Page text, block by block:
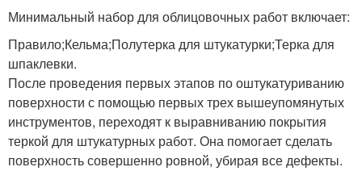
Минимальный набор для облицовочных работ включает:
Правило;Кельма;Полутерка для штукатурки;Терка для
шпаклевки.
После проведения первых этапов по оштукатуриванию
поверхности с помощью первых трех вышеупомянутых
инструментов, переходят к выравниванию покрытия
теркой для штукатурных работ. Она помогает сделать
поверхность совершенно ровной, убирая все дефекты.